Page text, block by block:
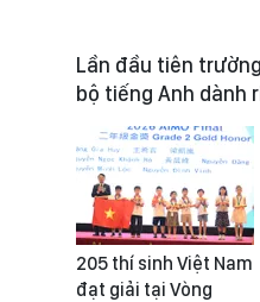
Lần đầu tiên
bộ tiếng Anh dành
205 thí sinh Việt Nam
đạt giải tại Vòng